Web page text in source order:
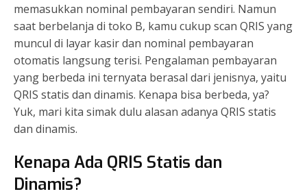
memasukkan nominal pembayaran sendiri. Namun
saat berbelanja di toko B, kamu cukup scan QRIS yang
muncul di layar kasir dan nominal pembayaran
otomatis langsung terisi. Pengalaman pembayaran
yang berbeda ini ternyata berasal dari jenisnya, yaitu
QRIS statis dan dinamis. Kenapa bisa berbeda, ya?
Yuk, mari kita simak dulu alasan adanya QRIS statis
dan dinamis.
Kenapa Ada QRIS Statis dan
Dinamis?